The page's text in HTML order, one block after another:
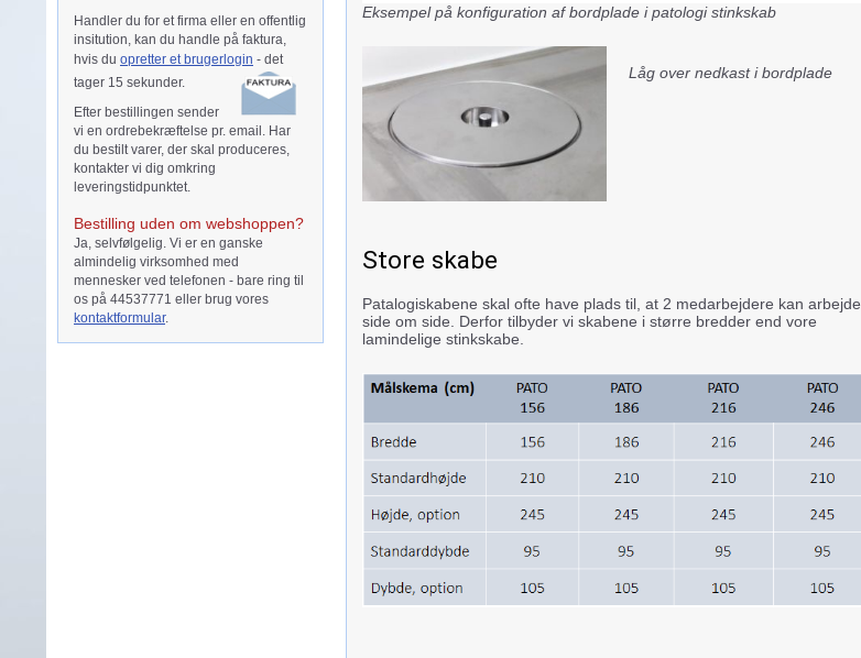
Handler du for et firma eller en offentlig
insitution, kan du handle på faktura,
hvis du opretter et brugerlogin - det
tager 15 sekunder.
Efter bestillingen sender
vi en ordrebekræftelse pr. email. Har
du bestilt varer, der skal produceres,
kontakter vi dig omkring
leveringstidpunktet.
Bestilling uden om webshoppen?
Ja, selvfølgelig. Vi er en ganske
almindelig virksomhed med
mennesker ved telefonen - bare ring til
os på 44537771 eller brug vores
kontaktformular.
Eksempel på konfiguration af bordplade i patologi stinkskab
Låg over nedkast i bordplade
Store skabe
Patalogiskabene skal ofte have plads til, at 2 medarbejdere kan arbejde
side om side. Derfor tilbyder vi skabene i større bredder end vore
lamindelige stinkskabe.